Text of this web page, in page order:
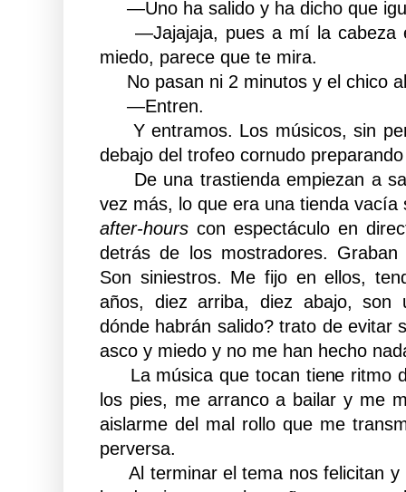
—Uno ha salido y ha dicho que
—Jajajaja, pues a mí la cabeza
miedo, parece que te mira.
No pasan ni 2 minutos y el chico
—Entren.
Y entramos. Los músicos, sin
debajo del trofeo cornudo
De una trastienda empiezan a
vez más, lo que era una tienda
after-hours con espectáculo en
detrás de los mostradores.
Son siniestros. Me fijo en ellos,
años, diez arriba, diez abajo, son
dónde habrán salido? trato de evitar
asco y miedo y no me han hecho
La música que tocan tiene ritmo
los pies, me arranco a bailar y me
aislarme del mal rollo que me
perversa.
Al terminar el tema nos felicitan y